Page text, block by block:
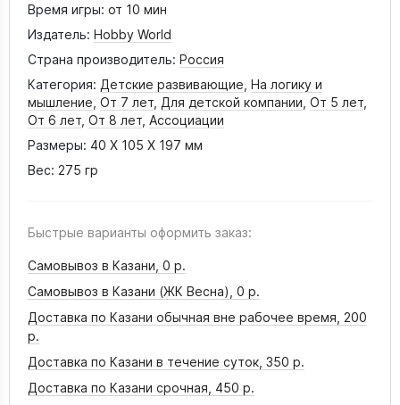
Время игры: от 10 мин
Издатель: Hobby World
Страна производитель: Россия
Категория: Детские развивающие На логику и
мышление От 7 лет Для детской компании От 5 лет
От 6 лет От 8 лет Ассоциации
Размеры: 40 X 105 X 197 мм
Вес: 275 гр
Быстрые варианты оформить заказ:
Самовывоз в Казани, 0 р.
Самовывоз в Казани (ЖК Весна), 0 р.
Доставка по Казани обычная вне рабочее время, 200
р.
Доставка по Казани в течение суток, 350 р.
Доставка по Казани срочная, 450 р.